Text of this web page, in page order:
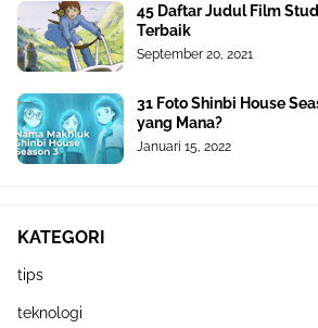
45 Daftar Judul Film
Terbaik
September 20, 2021
31 Foto Shinbi House
yang Mana?
Januari 15, 2022
KATEGORI
tips
teknologi